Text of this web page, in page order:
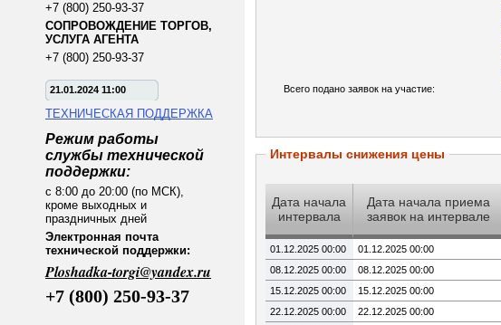
+7 (800) 250-93-37
СОПРОВОЖДЕНИЕ ТОРГОВ,
УСЛУГА АГЕНТА
+7 (800) 250-93-37
21.01.2024 11:00
ТЕХНИЧЕСКАЯ ПОДДЕРЖКА
Режим работы
службы технической
поддержки:
с 8:00 до 20:00 (по МСК),
кроме выходных и
праздничных дней
Электронная почта
технической поддержки:
Ploshadka-torgi@yandex.ru
+7 (800) 250-93-37
Всего подано заявок на участие:
Интервалы снижения цены
Дата начала
интервала
Дата начала приема
заявок на интервале
01.12.2025 00:00 01.12.2025 00:00
08.12.2025 00:00
08.12.2025 00:00
15.12.2025 00:00
15.12.2025 00:00
22.12.2025 00:00
22.12.2025 00:00